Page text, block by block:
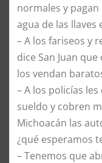
normales y pagan
agua de las llaves
–A los fariseos y
dice San Juan
los vendan
–A los policías
sueldo y cobren
Michoacán las
¿qué esperamos
–Tenemos que